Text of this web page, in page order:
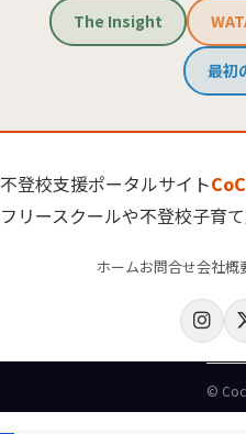
The Insight
最初
不登校支援ポータルサイト
フリースクールや不登校子育
ホームお問合せ会社概
©